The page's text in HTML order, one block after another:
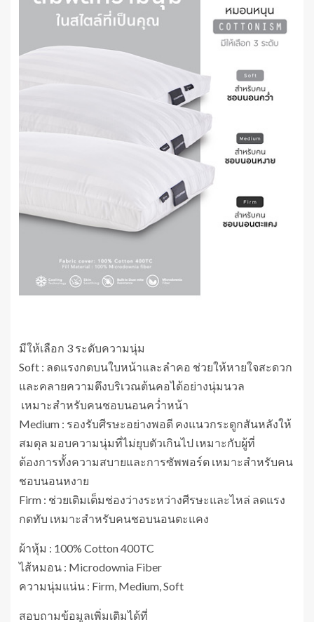
มีให้เลือก 3 ระดับความนุ่ม
Soft ​: ลดแรงกดบนใบหน้าและลำคอ ช่วยให้หายใจสะดวก
และคลายความตึงบริเวณต้นคอได้อย่างนุ่มนวล
​ เหมาะสำหรับคนชอบนอนคว่ำหน้า
Medium : รองรับศีรษะอย่างพอดี คงแนวกระดูกสันหลังให้
สมดุล มอบความนุ่มที่ไม่ยุบตัวเกินไป เหมาะกับผู้ที่
ต้องการทั้งความสบายและการซัพพอร์ต เหมาะสำหรับคน
ชอบนอนหงาย
Firm ​: ช่วยเติมเต็มช่องว่างระหว่างศีรษะและไหล่ ลดแรง
กดทับ เหมาะสำหรับคนชอบนอนตะแคง
ผ้าหุ้ม : 100% Cotton 400TC
ไส้หมอน : Microdownia Fiber
ความนุ่มแน่น : Firm, Medium, Soft
สอบถามข้อมูลเพิ่มเติมได้ที่